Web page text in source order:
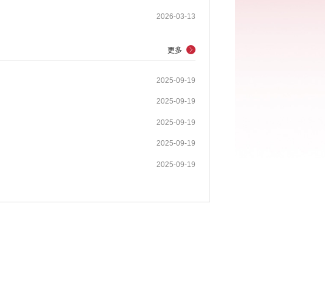
2026-03-13
2025-09-19
2025-09-19
2025-09-19
2025-09-19
2025-09-19
更多